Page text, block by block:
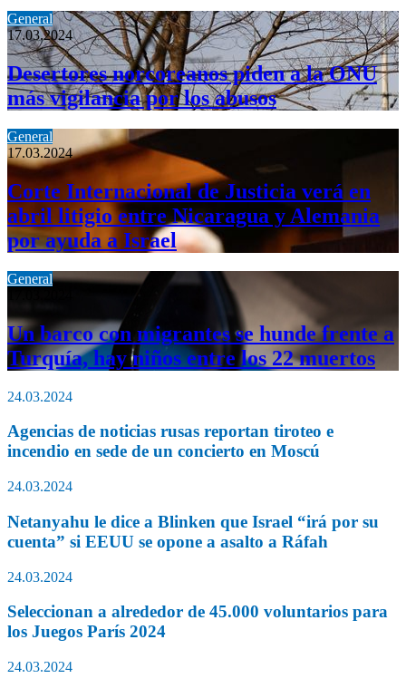
General
17.03.2024
Desertores norcoreanos piden a la ONU
más vigilancia por los abusos
General
17.03.2024
Corte Internacional de Justicia verá en
abril litigio entre Nicaragua y Alemania
por ayuda a Israel
General
Un barco con migrantes se hunde frente a
Turquía, hay niños entre los 22 muertos
24.03.2024
Agencias de noticias rusas reportan tiroteo e
incendio en sede de un concierto en Moscú
24.03.2024
Netanyahu le dice a Blinken que Israel “irá por su
cuenta” si EEUU se opone a asalto a Ráfah
24.03.2024
Seleccionan a alrededor de 45.000 voluntarios para
los Juegos París 2024
24.03.2024